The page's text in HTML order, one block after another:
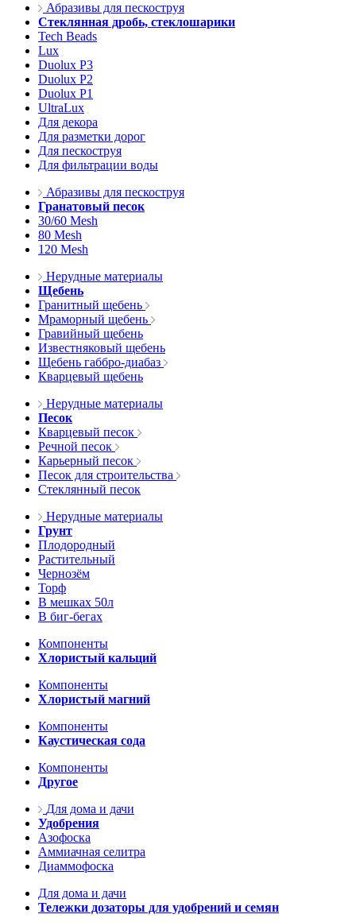
Абразивы для пескоструя
Стеклянная дробь, стеклошарики
Tech Beads
Lux
Duolux P3
Duolux P2
Duolux P1
UltraLux
Для декора
Для разметки дорог
Для пескоструя
Для фильтрации воды
Абразивы для пескоструя
Гранатовый песок
30/60 Mesh
80 Mesh
120 Mesh
Нерудные материалы
Щебень
Гранитный щебень
Мраморный щебень
Гравийный щебень
Известняковый щебень
Щебень габбро-диабаз
Кварцевый щебень
Нерудные материалы
Песок
Кварцевый песок
Речной песок
Карьерный песок
Песок для строительства
Стеклянный песок
Нерудные материалы
Грунт
Плодородный
Растительный
Чернозём
Торф
В мешках 50л
В биг-бегах
Компоненты
Хлористый кальций
Компоненты
Хлористый магний
Компоненты
Каустическая сода
Компоненты
Другое
Для дома и дачи
Удобрения
Азофоска
Аммиачная селитра
Диаммофоска
Для дома и дачи
Тележки дозаторы для удобрений и семян